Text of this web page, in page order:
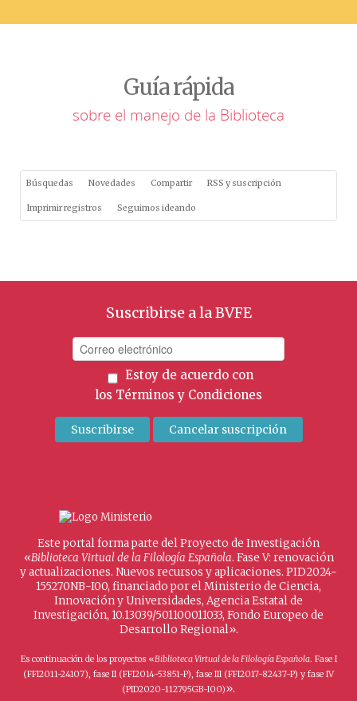
Guía rápida
sobre el manejo de la Biblioteca
Búsquedas Novedades Compartir RSS y suscripción
Imprimir registros Seguimos ideando
Suscribirse a la BVFE
Estoy de acuerdo con
los Términos y Condiciones
Este portal forma parte del Proyecto de Investigación
«Biblioteca Virtual de la Filología Española. Fase V: renovación
y actualizaciones. Nuevos recursos y aplicaciones. PID2024-
155270NB-I00, financiado por el Ministerio de Ciencia,
Innovación y Universidades, Agencia Estatal de
Investigación, 10.13039/501100011033, Fondo Europeo de
Desarrollo Regional».
Es continuación de los proyectos «Biblioteca Virtual de la Filología Española. Fase I
(FFI2011-24107), fase II (FFI2014-53851-P), fase III (FFI2017-82437-P) y fase IV
(PID2020-112795GB-I00)».